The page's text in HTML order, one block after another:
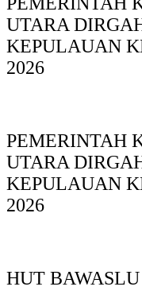
UTARA
KEPULAUAN
2026
PEMERINTAH
UTARA
KEPULAUAN
2026
HUT BAWASLU